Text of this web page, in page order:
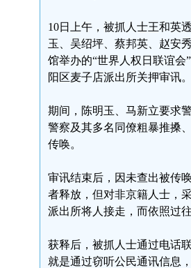
10日上午，被抓人士王和英
玉、吴绍坪、蔡邦英、赵安
馆举办的“世界人权日联谊
阳区麦子店派出所关押审讯
期间，陈明玉、马新立要求
警察及其多名同僚粗暴推搡
传唤。
审讯结束后，因未查出被传
者释放，但对非京籍人士，
派出所将人接走，而依照过
获释后，被抓人士通过电话
就是通过窃听公民通讯信息